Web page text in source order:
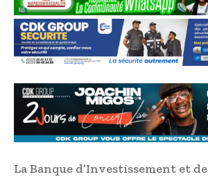
La Banque d’Investissement et de